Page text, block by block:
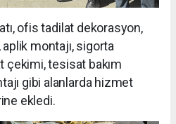
ofis tadilat dekorasyon,
aplik montajı, sigorta
çekimi, tesisat bakım
gibi alanlarda hizmet
ekledi.